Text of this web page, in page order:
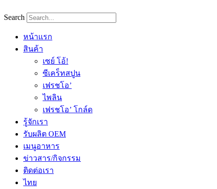
to
Search
หน้าแรก
สินค้า
เซย์ โอ้!
ซีเคร็ทสปูน
เฟรชโอ’
ไพลิน
เฟรชโอ’ โกล์ด
รู้จักเรา
รับผลิต OEM
เมนูอาหาร
ข่าวสาร/กิจกรรม
ติดต่อเรา
ไทย